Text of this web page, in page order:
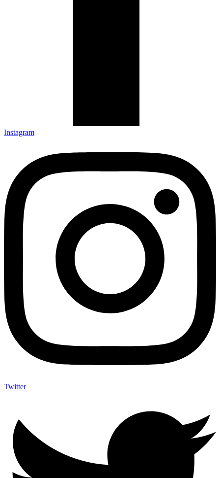
Instagram
Twitter